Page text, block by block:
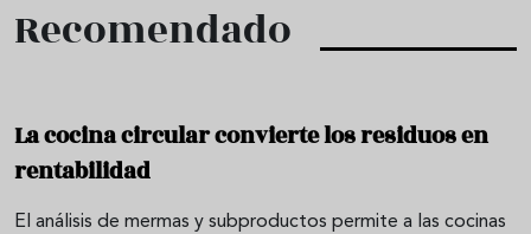
Recomendado
La cocina circular convierte los residuos en
rentabilidad
El análisis de mermas y subproductos permite a las cocinas